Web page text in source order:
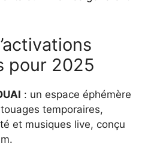
pour 2025
: un espace éphémère
temporaires,
et musiques live, conçu